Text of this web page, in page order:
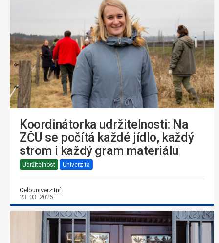
Koordinátorka udržitelnosti: Na
ZČU se počítá každé jídlo, každý
strom i každý gram materiálu
Udržitelnost Univerzita
Celouniverzitní
23. 03. 2026